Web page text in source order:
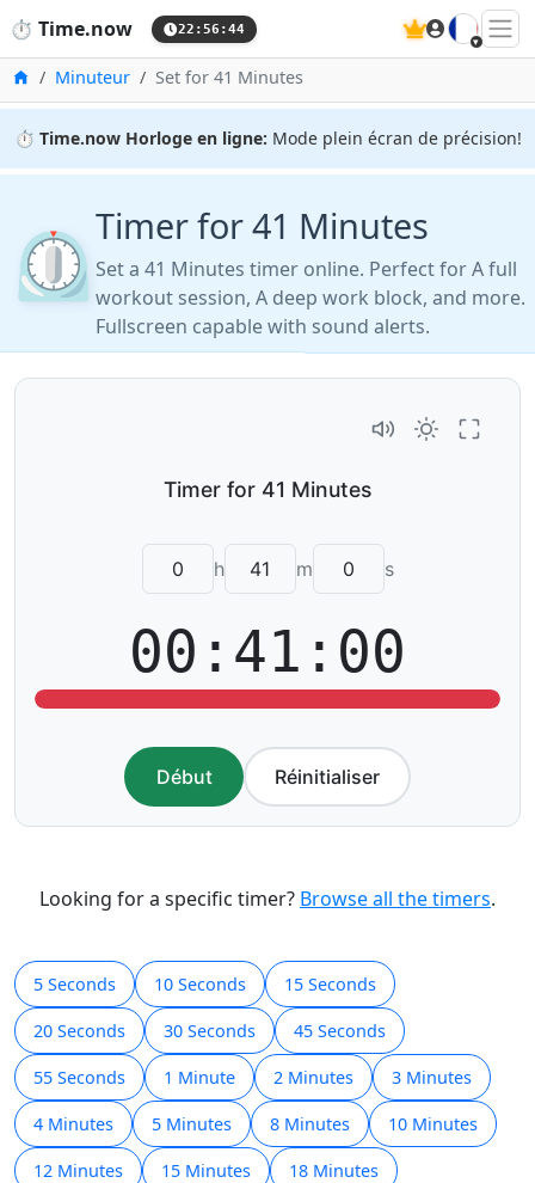
⏱️ Time.now 22:56:45 🇫🇷
Accueil
Minuteur Set for 41 Minutes
⏱️ Time.now Horloge en ligne: Mode plein écran de précision!
⏲️Timer for 41 Minutes
Set a 41 Minutes timer online. Perfect for A full
workout session, A deep work block, and more.
Fullscreen capable with sound alerts.
h m s
00:41:00
Début Réinitialiser
Looking for a specific timer? Browse all the timers.
5 Seconds 10 Seconds 15 Seconds
20 Seconds 30 Seconds 45 Seconds
55 Seconds 1 Minute 2 Minutes 3 Minutes
4 Minutes 5 Minutes 8 Minutes 10 Minutes
12 Minutes 15 Minutes 18 Minutes